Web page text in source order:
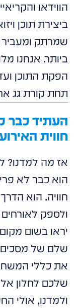
הווידאו
ביצירת תוכן
שמרתק
ביותר. אנחנו
הפקת התוכן
תחת קורת גג
העתיד כבר
חווית
הוא כבר לא
חוויה. הוא
ולספק
יראו בשום
שלם של מסכים
את כללי
שלכם לחלון אל
ולמדנו, אולי